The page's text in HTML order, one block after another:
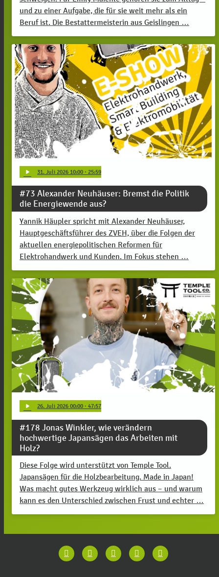
und zu einer Aufgabe, die für sie weit mehr als ein
Beruf ist. Die Bestattermeisterin aus Geislingen …
play_arrow 31. Juli 2026 10:00 · 25:59
#73 Alexander Neuhäuser: Bremst die Politik
die Energiewende aus?
Yannik Häupler spricht mit Alexander Neuhäuser,
Hauptgeschäftsführer des ZVEH, über die Folgen der
aktuellen energiepolitischen Reformen für
Elektrohandwerk und Kunden. Im Fokus stehen …
play_arrow 26. Juli 2026 00:00 · 47:57
#178 Jonas Winkler, wie verändern
hochwertige Japansägen das Arbeiten mit
Holz?
Diese Folge wird unterstützt von Temple Tool.
Japansägen für die Holzbearbeitung. Made in Japan!
Was macht gutes Werkzeug wirklich aus – und warum
kann es den Unterschied zwischen Frust und echter …